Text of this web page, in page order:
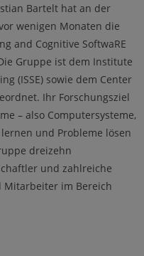
Bartelt hat an der
wenigen Monaten die
and Cognitive SoftwaRE
Gruppe ist dem Institute
(ISSE) sowie dem Center
Ihr Forschungsziel
– also Computersysteme,
und Probleme lösen
dreizehn
und zahlreiche
im Bereich